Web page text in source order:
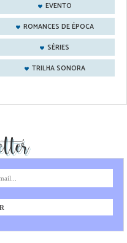
EVENTO
ROMANCES DE ÉPOCA
SÉRIES
TRILHA SONORA